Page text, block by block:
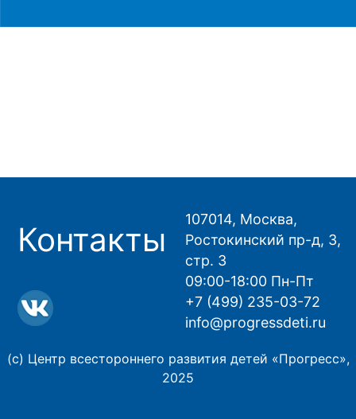
Контакты
107014, Москва,
Ростокинский пр-д, 3,
стр. 3
09:00-18:00 Пн-Пт
+7 (499) 235-03-72
info@progressdeti.ru
(с) Центр всестороннего развития детей «Прогресс»,
2025